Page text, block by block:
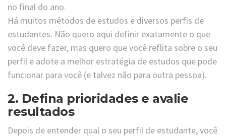
no final do ano.
Há muitos métodos de estudos e diversos perfis de
estudantes. Não quero aqui definir exatamente o que
você deve fazer, mas quero que você reflita sobre o seu
perfil e adote a melhor estratégia de estudos que pode
funcionar para você (e talvez não para outra pessoa).
2. Defina prioridades e avalie
resultados
Depois de entender qual o seu perfil de estudante, você